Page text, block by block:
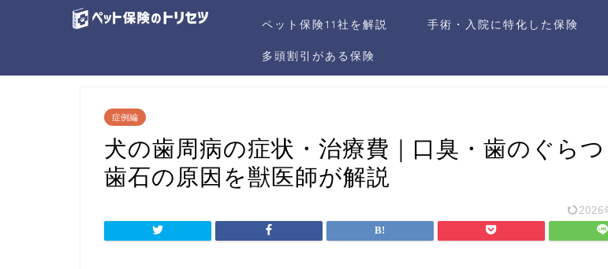
ペット保険11社を解説 手術・入院に特化した保険
多頭割引がある保険
症例編
犬の歯周病の症状・治療費｜口臭・歯のぐらつ
歯石の原因を獣医師が解説
2026